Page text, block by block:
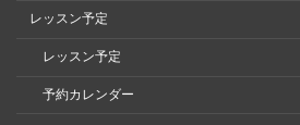
レッスン予定
レッスン予定
予約カレンダー